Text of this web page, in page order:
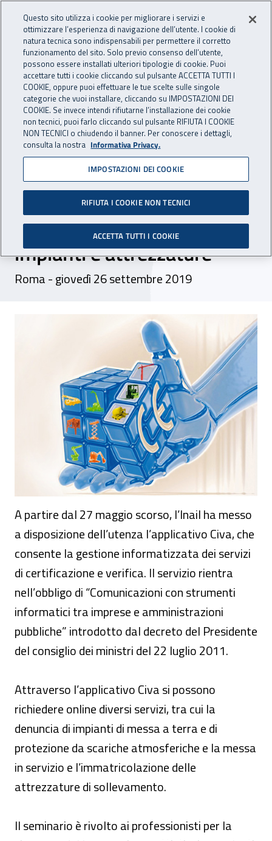
INAIL - Istituto Nazionale
Apri cerca
Navigazione principale
Navigazione - Ti trovi in:
Home Inail comunica Eventi
26 settembre 2019
Seminario - "Civa: Nuova
procedura telematica di
certificazione verifica
impianti e attrezzature"
Roma - giovedì 26 settembre 2019
Seminario - "Civa: Nuova procedura
A partire dal 27 maggio scorso, l’Inail ha messo
a disposizione dell’utenza l’applicativo Civa, che
consente la gestione informatizzata dei servizi
di certificazione e verifica. Il servizio rientra
nell’obbligo di “Comunicazioni con strumenti
informatici tra imprese e amministrazioni
pubbliche” introdotto dal decreto del Presidente
del consiglio dei ministri del 22 luglio 2011.
Attraverso l’applicativo Civa si possono
richiedere online diversi servizi, tra cui la
denuncia di impianti di messa a terra e di
protezione da scariche atmosferiche e la messa
in servizio e l’immatricolazione delle
attrezzature di sollevamento.
Il seminario è rivolto ai professionisti per la
Questo sito utilizza i cookie per migliorare i servizi e
ottimizzare l’esperienza di navigazione dell’utente. I cookie di
natura tecnica sono indispensabili per permettere il corretto
funzionamento del sito. Solo previo consenso dell’utente,
possono essere installati ulteriori tipologie di cookie. Puoi
accettare tutti i cookie cliccando sul pulsante ACCETTA TUTTI I
COOKIE, oppure puoi effettuare le tue scelte sulle singole
categorie che vuoi installare, cliccando su IMPOSTAZIONI DEI
COOKIE. Se invece intendi rifiutarne l’installazione dei cookie
non tecnici, puoi farlo cliccando sul pulsante RIFIUTA I COOKIE
NON TECNICI o chiudendo il banner. Per conoscere i dettagli,
consulta la nostra Informativa Privacy.
IMPOSTAZIONI DEI COOKIE
RIFIUTA I COOKIE NON TECNICI
ACCETTA TUTTI I COOKIE